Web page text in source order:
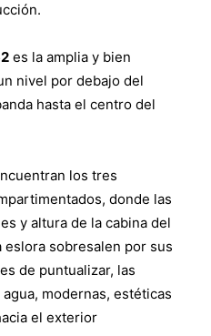
es la amplia y bien
nivel por debajo del
hasta el centro del
los tres
donde las
y altura de la cabina del
eslora sobresalen por sus
de puntualizar, las
modernas, estéticas
el exterior